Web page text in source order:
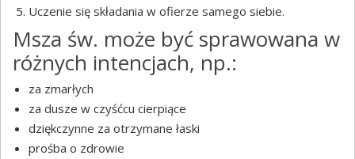
Uczenie się składania w ofierze samego siebie.
Msza św. może być sprawowana w
różnych intencjach, np.:
za zmarłych
za dusze w czyśćcu cierpiące
dziękczynne za otrzymane łaski
prośba o zdrowie